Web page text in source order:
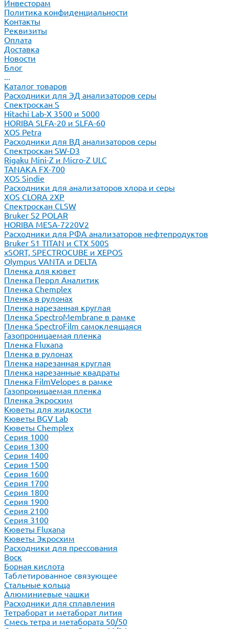
Инвесторам
Политика конфиденциальности
Контакты
Реквизиты
Оплата
Доставка
Новости
Блог
...
Каталог товаров
Расходники для ЭД анализаторов серы
Спектроскан S
Hitachi Lab-X 3500 и 5000
HORIBA SLFA-20 и SLFA-60
XOS Petra
Расходники для ВД анализаторов серы
Спектроскан SW-D3
Rigaku Mini-Z и Micro-Z ULC
TANAKA FX-700
XOS Sindie
Расходники для анализаторов хлора и серы
XOS CLORA 2XP
Спектроскан CLSW
Bruker S2 POLAR
HORIBA MESA-7220V2
Расходники для РФА анализаторов нефтепродуктов
Bruker S1 TITAN и CTX 500S
xSORT, SPECTROCUBE и XEPOS
Olympus VANTA и DELTA
Пленка для кювет
Пленка Перрл Аналитик
Пленка Chemplex
Пленка в рулонах
Пленка нарезанная круглая
Пленка SpectroMembrane в рамке
Пленка SpectroFilm самоклеящаяся
Газопроницаемая пленка
Пленка Fluxana
Пленка в рулонах
Пленка нарезанная круглая
Пленка нарезанные квадраты
Пленка FilmVelopes в рамке
Газопроницаемая пленка
Пленка Экросхим
Кюветы для жидкости
Кюветы BGV Lab
Кюветы Chemplex
Серия 1000
Серия 1300
Серия 1400
Серия 1500
Серия 1600
Серия 1700
Серия 1800
Серия 1900
Серия 2100
Серия 3100
Кюветы Fluxana
Кюветы Экросхим
Расходники для прессования
Воск
Борная кислота
Таблетированное связующее
Стальные кольца
Алюминиевые чашки
Расходники для сплавления
Тетраборат и метаборат лития
Смесь тетра и метабората 50/50